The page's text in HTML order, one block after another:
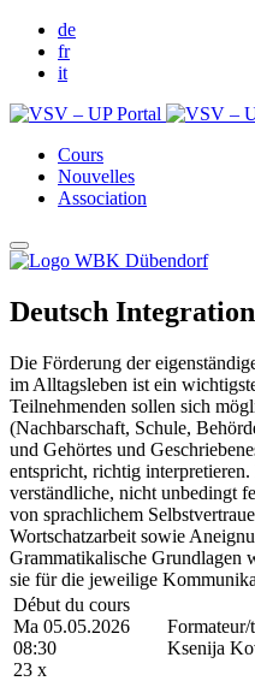
de
fr
it
Cours
Nouvelles
Association
Deutsch
Die Förderung der
im Alltagsleben ist ein
Teilnehmenden sollen sich
(Nachbarschaft, Schule,
und Gehörtes und
entspricht, richtig
verständliche, nicht unbedingt
von sprachlichem
Wortschatzarbeit sowie
Grammatikalische Grundlagen
sie für die jeweilige
Début du cours
Ma 05.05.2026
08:30
23 x
Formateur/
Ksenija